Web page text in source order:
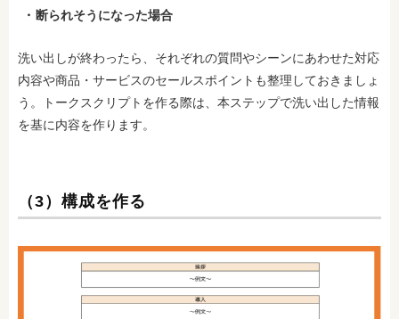
断られそうになった場合
洗い出しが終わったら、それぞれの質問やシーンにあわせた対応
内容や商品・サービスのセールスポイントも整理しておきましょ
う。トークスクリプトを作る際は、本ステップで洗い出した情報
を基に内容を作ります。
（3）構成を作る